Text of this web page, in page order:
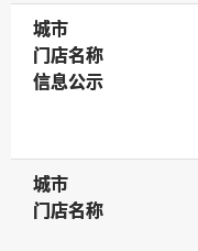
城市
城市
门店名称
门店名称
信息公示
信息公示
城市
城市
门店名称
门店名称